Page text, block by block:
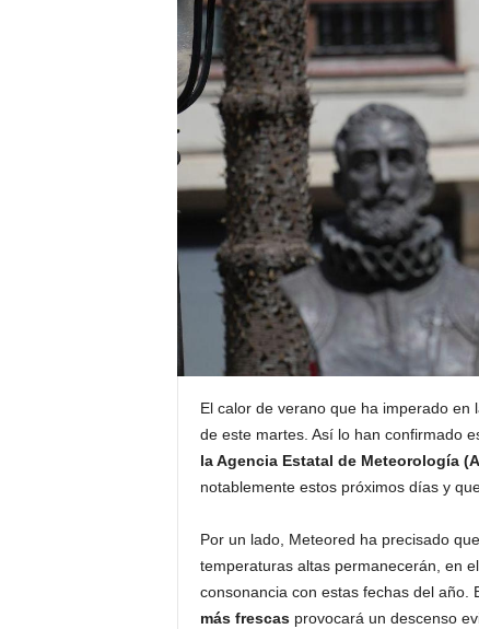
El calor de verano que ha imperado
de este martes. Así lo han confirmado
la Agencia Estatal de Meteorología
notablemente estos próximos días y
Por un lado, Meteored ha precisado
temperaturas altas permanecerán, en
consonancia con estas fechas del año.
más frescasprovocará un descenso